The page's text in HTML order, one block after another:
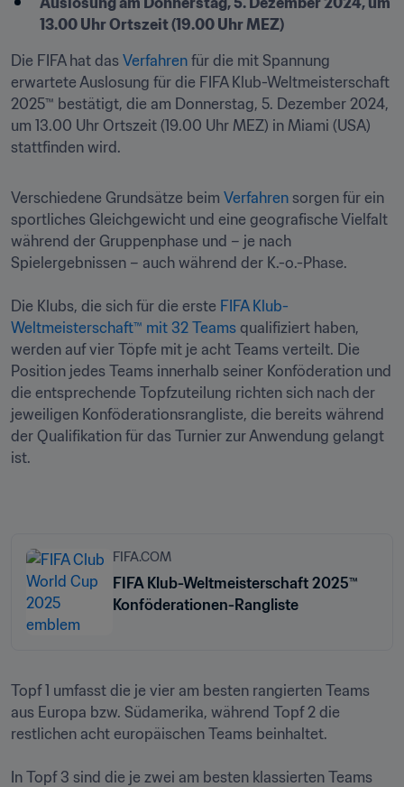
13.00 Uhr Ortszeit (19.00 Uhr MEZ)
Die FIFA hat das Verfahren für die mit Spannung
erwartete Auslosung für die FIFA Klub-Weltmeisterschaft
2025™ bestätigt, die am Donnerstag, 5. Dezember 2024,
um 13.00 Uhr Ortszeit (19.00 Uhr MEZ) in Miami (USA)
stattfinden wird.
Verschiedene Grundsätze beim Verfahren sorgen für ein
sportliches Gleichgewicht und eine geografische Vielfalt
während der Gruppenphase und – je nach
Spielergebnissen – auch während der K.-o.-Phase.
Die Klubs, die sich für die erste FIFA Klub-
Weltmeisterschaft™ mit 32 Teams qualifiziert haben,
werden auf vier Töpfe mit je acht Teams verteilt. Die
Position jedes Teams innerhalb seiner Konföderation und
die entsprechende Topfzuteilung richten sich nach der
jeweiligen Konföderationsrangliste, die bereits während
der Qualifikation für das Turnier zur Anwendung gelangt
ist.
FIFA.COM
FIFA Klub-Weltmeisterschaft 2025™
Konföderationen-Rangliste
Topf 1 umfasst die je vier am besten rangierten Teams
aus Europa bzw. Südamerika, während Topf 2 die
restlichen acht europäischen Teams beinhaltet.
In Topf 3 sind die je zwei am besten klassierten Teams